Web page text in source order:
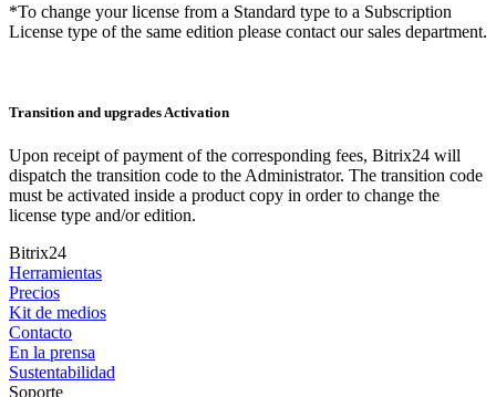
*To change your license from a Standard type to a Subscription
License type of the same edition please contact our sales department.
Transition and upgrades Activation
Upon receipt of payment of the corresponding fees, Bitrix24 will
dispatch the transition code to the Administrator. The transition code
must be activated inside a product copy in order to change the
license type and/or edition.
Bitrix24
Herramientas
Precios
Kit de medios
Contacto
En la prensa
Sustentabilidad
Soporte